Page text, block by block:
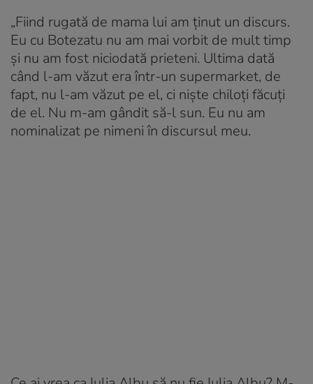
„Fiind rugată de mama lui am ţinut un discurs.
Eu cu Botezatu nu am mai vorbit de mult timp
şi nu am fost niciodată prieteni. Ultima dată
când l-am văzut era într-un supermarket, de
fapt, nu l-am văzut pe el, ci nişte chiloţi făcuţi
de el. Nu m-am gândit să-l sun. Eu nu am
nominalizat pe nimeni în discursul meu.